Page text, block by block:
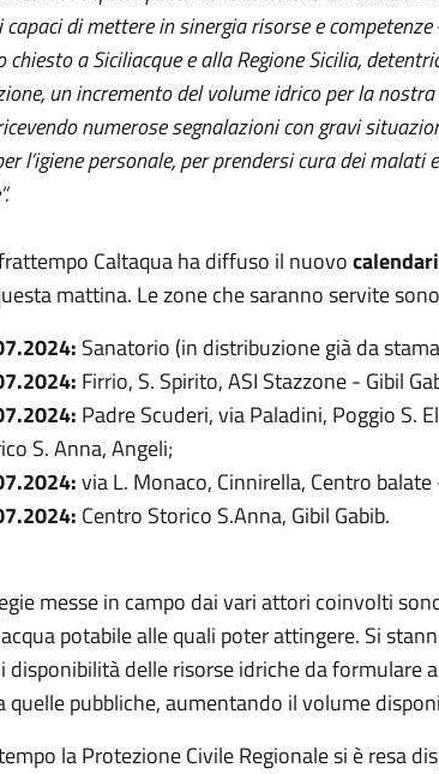
di mettere in sinergia risorse e competenze
chiesto a Siciliacque e alla Regione Sicilia,
un incremento del volume idrico per la
numerose segnalazioni con gravi
l’igiene personale, per prendersi cura dei
Caltaqua ha diffuso il nuovo
mattina. Le zone che saranno servite
Sanatorio (in distribuzione già da
Firrio, S. Spirito, ASI Stazzone - Gibil
Padre Scuderi, via Paladini, Poggio S.
S. Anna, Angeli;
via L. Monaco, Cinnirella, Centro balate
Centro Storico S.Anna, Gibil Gabib.
messe in campo dai vari attori coinvolti
potabile alle quali poter attingere. Si
disponibilità delle risorse idriche da formulare
quelle pubbliche, aumentando il volume
la Protezione Civile Regionale si è resa